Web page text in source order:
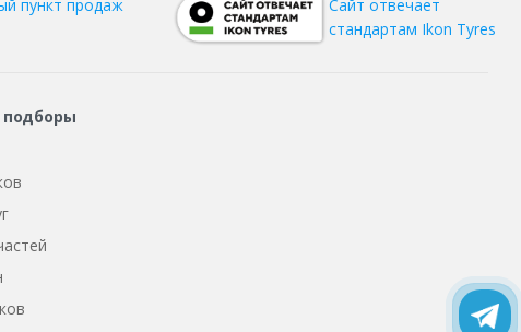
пункт продаж
Сайт отвечает
стандартам Ikon Tyres
подборы